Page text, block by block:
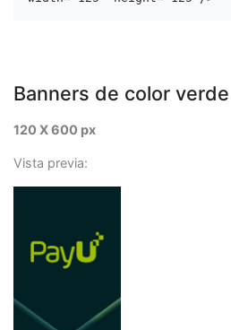
Banners de color
120 X 600 px
Vista previa: